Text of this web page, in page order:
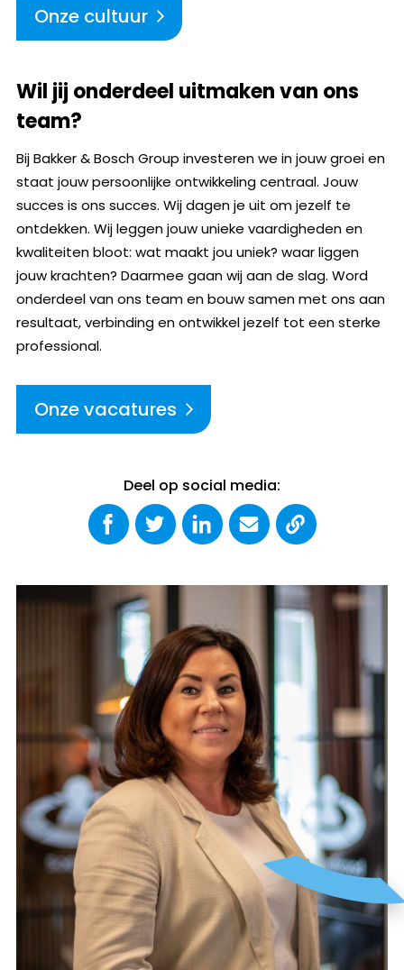
Onze cultuur
Wil jij onderdeel uitmaken van ons
team?
Bij Bakker & Bosch Group investeren we in jouw groei en
staat jouw persoonlijke ontwikkeling centraal. Jouw
succes is ons succes. Wij dagen je uit om jezelf te
ontdekken. Wij leggen jouw unieke vaardigheden en
kwaliteiten bloot: wat maakt jou uniek? waar liggen
jouw krachten? Daarmee gaan wij aan de slag. Word
onderdeel van ons team en bouw samen met ons aan
resultaat, verbinding en ontwikkel jezelf tot een sterke
professional.
Onze vacatures
Deel op social media: